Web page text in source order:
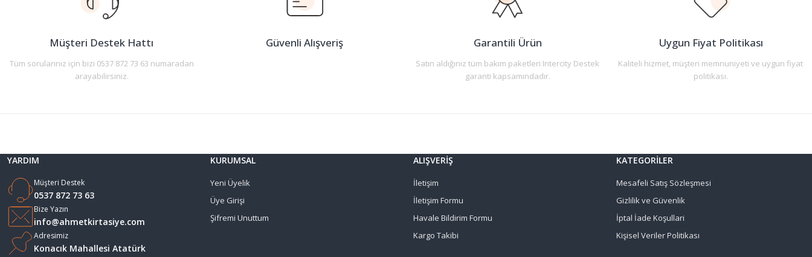
Ürün bilgilerinde hatalar bulunuyor.
Bu ürüne benzer farklı alternatifler olmalı.
Müşteri Destek Hattı
Tüm sorularınız için bizi 0537 872 73 63 numaradan
arayabilirsiniz.
Güvenli Alışveriş Garantili Ürün
Satın aldığınız tüm bakım paketleri Intercity Destek
garanti kapsamındadır.
Uygun Fiyat Politikası
Kaliteli hizmet, müşteri memnuniyeti ve uygun fiyat
politikası.
YARDIM
Müşteri Destek
0537 872 73 63
Bize Yazın
info@ahmetkirtasiye.com
Adresimiz
Konacık Mahallesi Atatürk
KURUMSAL
Yeni Üyelik
Üye Girişi
Şifremi Unuttum
ALIŞVERİŞ
İletişim
İletişim Formu
Havale Bildirim Formu
Kargo Takibi
KATEGORİLER
Mesafeli Satış Sözleşmesi
Gizlilik ve Güvenlik
İptal İade Koşullari
Kişisel Veriler Politikası